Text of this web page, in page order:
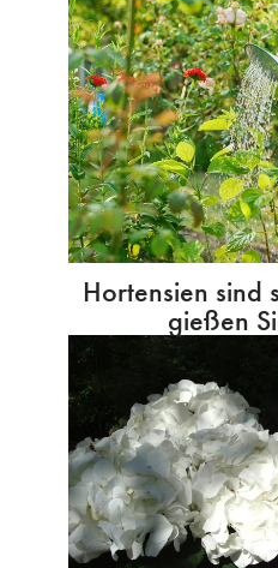
Hortensien sind
gießen